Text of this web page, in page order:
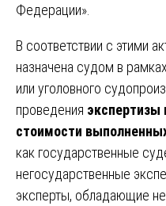
Федерации».
В соответствии с этими
назначена судом в
или уголовного
проведения экспертизы
стоимости
как государственные
негосударственные
эксперты, обладающие